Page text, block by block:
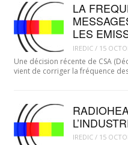
LA
LES
IREDIC/ 15
Une décision récente de CSA
vient de corriger la fréquence
IREDIC/ 15